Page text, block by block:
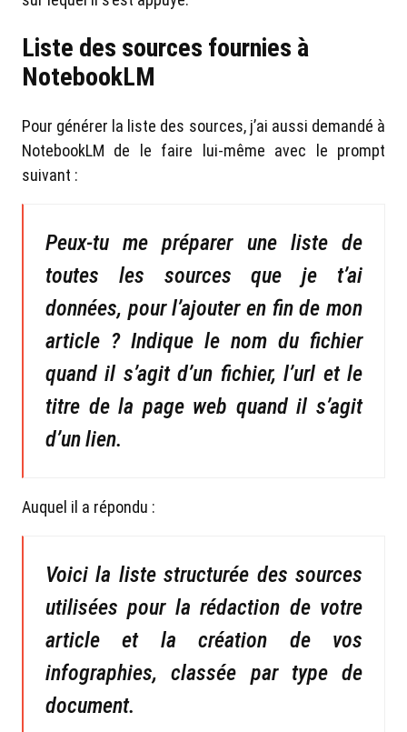
Liste des sources fournies à
NotebookLM
Pour générer la liste des sources, j’ai aussi demandé à
NotebookLM de le faire lui-même avec le prompt
suivant :
Peux-tu me préparer une liste de
toutes les sources que je t’ai
données, pour l’ajouter en fin de mon
article ? Indique le nom du fichier
quand il s’agit d’un fichier, l’url et le
titre de la page web quand il s’agit
d’un lien.
Auquel il a répondu :
Voici la liste structurée des sources
utilisées pour la rédaction de votre
article et la création de vos
infographies, classée par type de
document.